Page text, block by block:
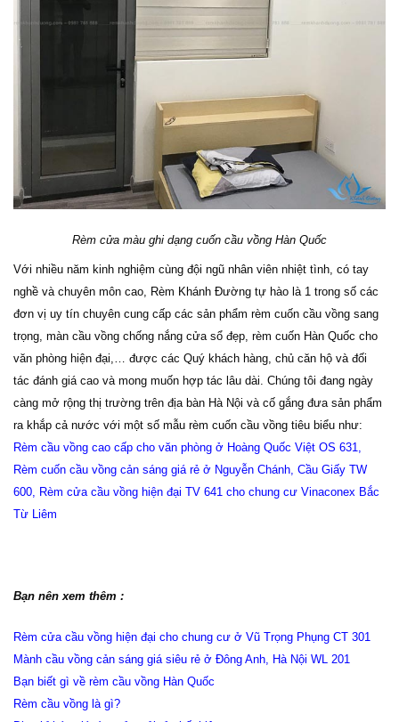
Rèm cửa màu ghi dạng cuốn cầu vồng Hàn Quốc
Với nhiều năm kinh nghiệm cùng đội ngũ nhân viên nhiệt tình, có tay
nghề và chuyên môn cao, Rèm Khánh Đường tự hào là 1 trong số các
đơn vị uy tín chuyên cung cấp các sản phẩm rèm cuốn cầu vồng sang
trọng, màn cầu vồng chống nắng cửa sổ đẹp, rèm cuốn Hàn Quốc cho
văn phòng hiện đại,… được các Quý khách hàng, chủ căn hộ và đối
tác đánh giá cao và mong muốn hợp tác lâu dài. Chúng tôi đang ngày
càng mở rộng thị trường trên địa bàn Hà Nội và cố gắng đưa sản phẩm
ra khắp cả nước với một số mẫu rèm cuốn cầu vồng tiêu biểu như:
Rèm cầu vồng cao cấp cho văn phòng ở Hoàng Quốc Việt OS 631,
Rèm cuốn cầu vồng cản sáng giá rẻ ở Nguyễn Chánh, Cầu Giấy TW
600, Rèm cửa cầu vồng hiện đại TV 641 cho chung cư Vinaconex Bắc
Từ Liêm
Bạn nên xem thêm :
Rèm cửa cầu vồng hiện đại cho chung cư ở Vũ Trọng Phụng CT 301
Mành cầu vồng cản sáng giá siêu rẻ ở Đông Anh, Hà Nội WL 201
Bạn biết gì về rèm cầu vồng Hàn Quốc
Rèm cầu vồng là gì?